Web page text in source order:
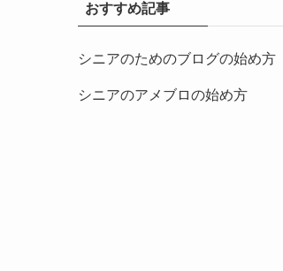
おすすめ記事
シニアのためのブログの始め方
シニアのアメブロの始め方